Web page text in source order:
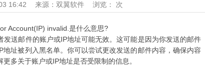
16:42 来源：双翼软件 浏览： 次
Account(IP) invalid.是什么意思?
送邮件的账户或IP地址可能无效。这可能是因为你发送的邮件
址被列入黑名单。你可以尝试更改发送的邮件内容，确保内容
多关于账户或IP地址是否受限制的信息。